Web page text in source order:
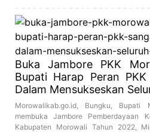
Buka Jambore PKK
Bupati Harap Peran
Dalam Mensukseskan
Morowalikab.go.id, Bungku, Bupati
membuka Jambore Pemberdayaan
Kabupaten Morowali Tahun 2022,